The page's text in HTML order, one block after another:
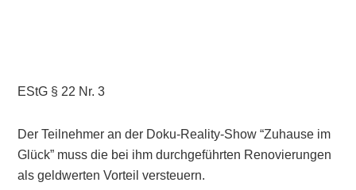
EStG § 22 Nr. 3
Der Teilnehmer an der Doku-Reality-Show “Zuhause im
Glück” muss die bei ihm durchgeführten Renovierungen
als geldwerten Vorteil versteuern.